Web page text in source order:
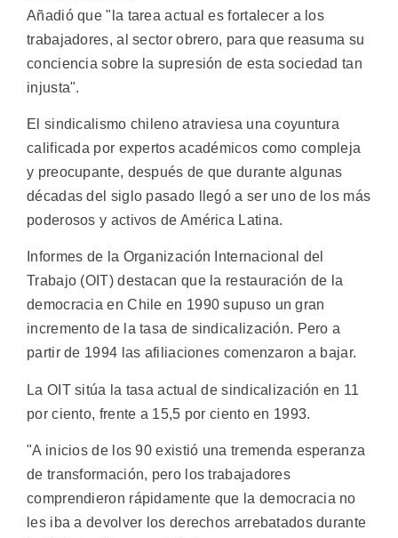
Añadió que "la tarea actual es fortalecer a los
trabajadores, al sector obrero, para que reasuma su
conciencia sobre la supresión de esta sociedad tan
injusta".
El sindicalismo chileno atraviesa una coyuntura
calificada por expertos académicos como compleja
y preocupante, después de que durante algunas
décadas del siglo pasado llegó a ser uno de los más
poderosos y activos de América Latina.
Informes de la Organización Internacional del
Trabajo (OIT) destacan que la restauración de la
democracia en Chile en 1990 supuso un gran
incremento de la tasa de sindicalización. Pero a
partir de 1994 las afiliaciones comenzaron a bajar.
La OIT sitúa la tasa actual de sindicalización en 11
por ciento, frente a 15,5 por ciento en 1993.
"A inicios de los 90 existió una tremenda esperanza
de transformación, pero los trabajadores
comprendieron rápidamente que la democracia no
les iba a devolver los derechos arrebatados durante